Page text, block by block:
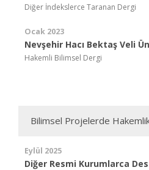
Diğer İndekslerce Taranan Dergi
Ocak 2023
Nevşehir Hacı Bektaş Veli
Hakemli Bilimsel Dergi
Bilimsel Projelerde
Eylül 2025
Diğer Resmi Kurumlarca